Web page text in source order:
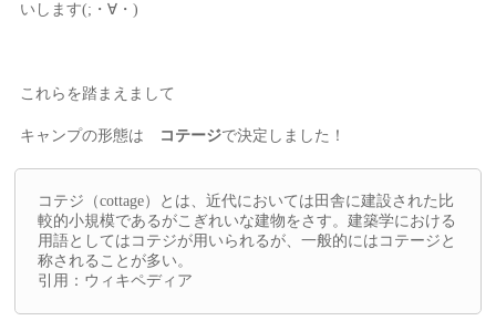
いします(;・∀・)
これらを踏まえまして
キャンプの形態は コテージで決定しました！
コテジ（cottage）とは、近代においては田舎に建設された比
較的小規模であるがこぎれいな建物をさす。建築学における
用語としてはコテジが用いられるが、一般的にはコテージと
称されることが多い。
引用：ウィキペディア